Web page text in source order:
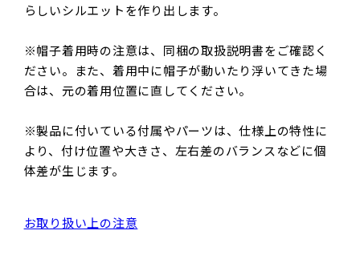
らしいシルエットを作り出します。
※帽子着用時の注意は、同梱の取扱説明書をご確認く
ださい。また、着用中に帽子が動いたり浮いてきた場
合は、元の着用位置に直してください。
※製品に付いている付属やパーツは、仕様上の特性に
より、付け位置や大きさ、左右差のバランスなどに個
体差が生じます。
お取り扱い上の注意